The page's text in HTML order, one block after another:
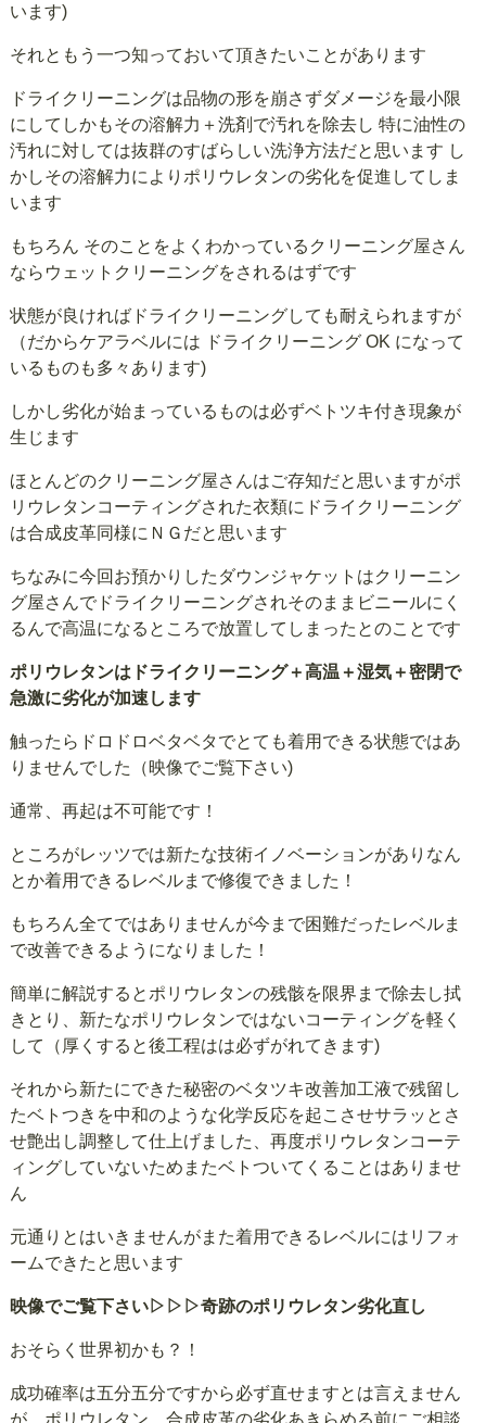
います)
それともう一つ知っておいて頂きたいことがあります
ドライクリーニングは品物の形を崩さずダメージを最小限
にしてしかもその溶解力＋洗剤で汚れを除去し 特に油性の
汚れに対しては抜群のすばらしい洗浄方法だと思います し
かしその溶解力によりポリウレタンの劣化を促進してしま
います
もちろん そのことをよくわかっているクリーニング屋さん
ならウェットクリーニングをされるはずです
状態が良ければドライクリーニングしても耐えられますが
（だからケアラベルには ドライクリーニング OK になって
いるものも多々あります)
しかし劣化が始まっているものは必ずベトツキ付き現象が
生じます
ほとんどのクリーニング屋さんはご存知だと思いますがポ
リウレタンコーティングされた衣類にドライクリーニング
は合成皮革同様にＮＧだと思います
ちなみに今回お預かりしたダウンジャケットはクリーニン
グ屋さんでドライクリーニングされそのままビニールにく
るんで高温になるところで放置してしまったとのことです
ポリウレタンはドライクリーニング＋高温＋湿気＋密閉で
急激に劣化が加速します
触ったらドロドロベタベタでとても着用できる状態ではあ
りませんでした（映像でご覧下さい)
通常、再起は不可能です！
ところがレッツでは新たな技術イノベーションがありなん
とか着用できるレベルまで修復できました！
もちろん全てではありませんが今まで困難だったレベルま
で改善できるようになりました！
簡単に解説するとポリウレタンの残骸を限界まで除去し拭
きとり、新たなポリウレタンではないコーティングを軽く
して（厚くすると後工程はは必ずがれてきます)
それから新たにできた秘密のベタツキ改善加工液で残留し
たベトつきを中和のような化学反応を起こさせサラッとさ
せ艶出し調整して仕上げました、再度ポリウレタンコーテ
ィングしていないためまたベトついてくることはありませ
ん
元通りとはいきませんがまた着用できるレベルにはリフォ
ームできたと思います
映像でご覧下さい▷▷▷奇跡のポリウレタン劣化直し
おそらく世界初かも？！
成功確率は五分五分ですから必ず直せますとは言えません
が、ポリウレタン、合成皮革の劣化あきらめる前にご相談